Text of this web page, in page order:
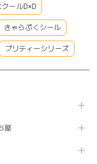
クールD×D
きゃらぷくシール
プリティーシリーズ
屋